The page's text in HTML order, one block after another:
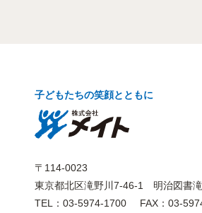
子どもたちの笑顔とともに
〒114-0023
東京都北区滝野川7-46-1 明治図書
TEL：03-5974-1700
FAX：03-